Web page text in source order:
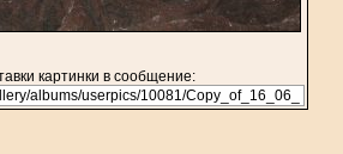
картинки в сообщение: